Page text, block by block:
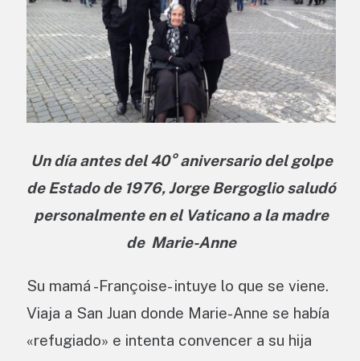
Un día antes del 40° aniversario del golpe
de Estado de 1976, Jorge Bergoglio saludó
personalmente en el Vaticano a la madre
de Marie-Anne
Su mamá -Françoise- intuye lo que se viene.
Viaja a San Juan donde Marie-Anne se había
«refugiado» e intenta convencer a su hija